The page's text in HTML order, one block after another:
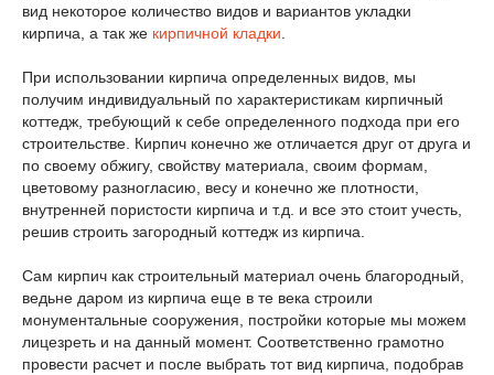
вид некоторое количество видов и вариантов укладки
кирпича, а так же кирпичной кладки
При использовании кирпича определенных видов, мы
получим индивидуальный по характеристикам кирпичный
коттедж, требующий к себе определенного подхода при его
строительстве. Кирпич конечно же отличается друг от друга и
по своему обжигу, свойству материала, своим формам,
цветовому разногласию, весу и конечно же плотности,
внутренней пористости кирпича и т.д. и все это стоит учесть,
решив строить загородный коттедж из кирпича.
Сам кирпич как строительный материал очень благородный,
ведьне даром из кирпича еще в те века строили
монументальные сооружения, постройки которые мы можем
лицезреть и на данный момент. Соответственно грамотно
провести расчет и после выбрать тот вид кирпича, подобрав